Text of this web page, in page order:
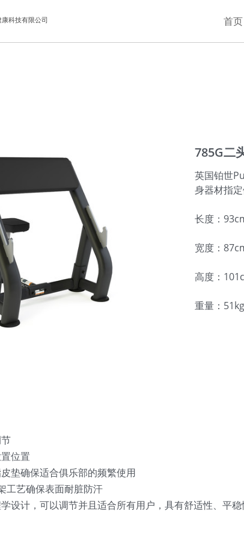
科技有限公司 首页
785G二
英国铂世
身器材指定
长度：
宽度：
高度：
重量：51kg
位置
垫确保适合俱乐部的频繁使用
工艺确保表面耐脏防汗
设计，可以调节并且适合所有用户，具有舒适性、平